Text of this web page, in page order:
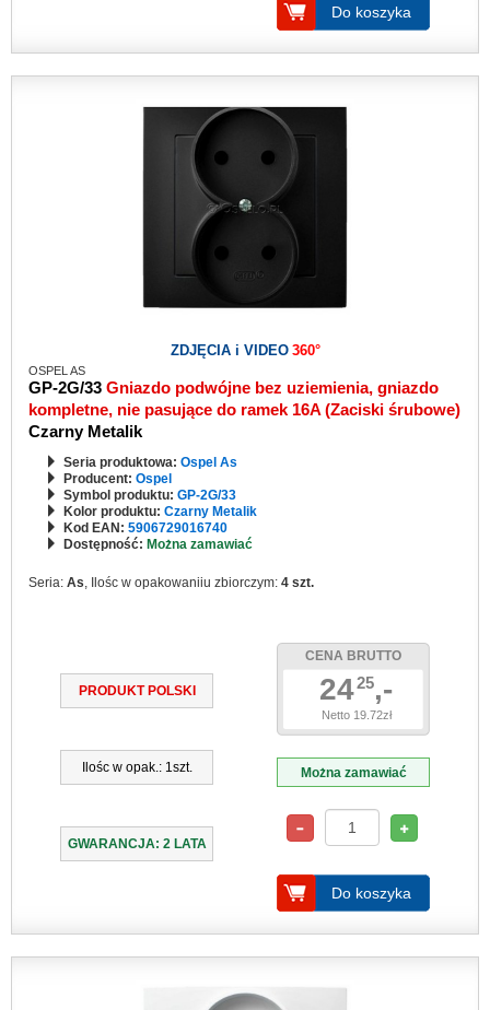
Do koszyka
ZDJĘCIA i VIDEO 360°
OSPEL AS
GP-2G/33 Gniazdo podwójne bez uziemienia, gniazdo
kompletne, nie pasujące do ramek 16A (Zaciski śrubowe)
Czarny Metalik
Seria produktowa: Ospel As
Producent: Ospel
Symbol produktu: GP-2G/33
Kolor produktu: Czarny Metalik
Kod EAN: 5906729016740
Dostępność: Można zamawiać
Seria: As, Ilośc w opakowaniiu zbiorczym: 4 szt.
PRODUKT POLSKI
Ilośc w opak.: 1szt.
GWARANCJA: 2 LATA
CENA BRUTTO
2425,-
Netto 19.72zł
Można zamawiać
Do koszyka